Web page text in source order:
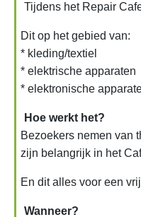
Tijdens het Repair
Dit op het gebied van:
* kleding/
* elektrische
* elektronische
Hoe werkt het?
Bezoekers nemen van
zijn belangrijk in het
En dit alles voor een
Wanneer?